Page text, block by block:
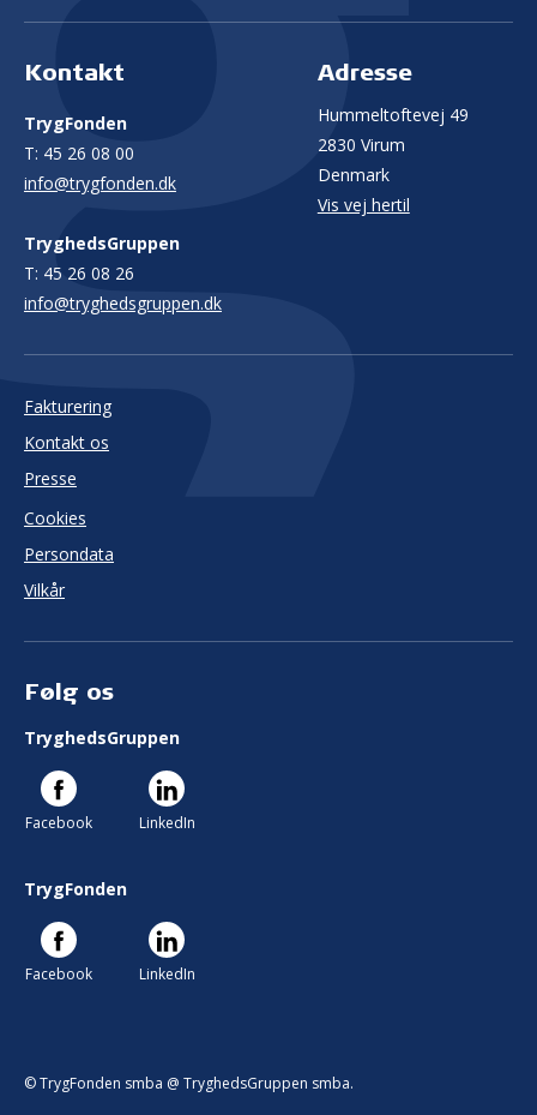
Kontakt
TrygFonden
T: 45 26 08 00
info@trygfonden.dk
TryghedsGruppen
T: 45 26 08 26
info@tryghedsgruppen.dk
Adresse
Hummeltoftevej 49
2830 Virum
Denmark
Vis vej hertil
Fakturering
Kontakt os
Presse
Cookies
Persondata
Vilkår
Følg os
TryghedsGruppen
Facebook LinkedIn
TrygFonden
Facebook LinkedIn
© TrygFonden smba @ TryghedsGruppen smba.